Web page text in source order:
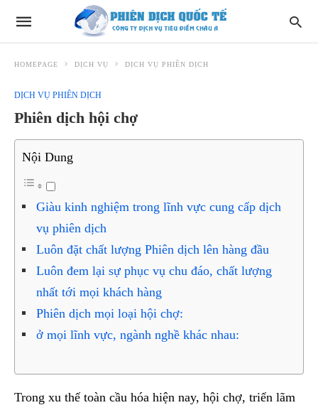
HOMEPAGE DỊCH VỤ DỊCH VỤ PHIÊN DỊCH
DỊCH VỤ PHIÊN DỊCH
Phiên dịch hội chợ
Nội Dung
Giàu kinh nghiệm trong lĩnh vực cung cấp dịch
vụ phiên dịch
Luôn đặt chất lượng Phiên dịch lên hàng đầu
Luôn đem lại sự phục vụ chu đáo, chất lượng
nhất tới mọi khách hàng
Phiên dịch mọi loại hội chợ:
ở mọi lĩnh vực, ngành nghề khác nhau:
Trong xu thế toàn cầu hóa hiện nay, hội chợ, triển lãm